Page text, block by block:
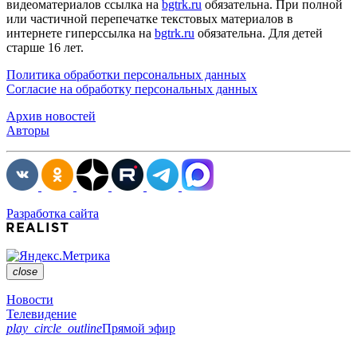
видеоматериалов ссылка на bgtrk.ru обязательна. При полной
или частичной перепечатке текстовых материалов в
интернете гиперссылка на bgtrk.ru обязательна. Для детей
старше 16 лет.
Политика обработки персональных данных
Согласие на обработку персональных данных
Архив новостей
Авторы
Разработка сайта
close
Новости
Телевидение
play_circle_outlineПрямой эфир